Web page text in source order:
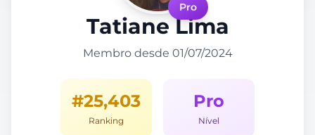
Pro
Tatiane Lima
Membro desde 01/07/2024
#25,403
Ranking
Pro
Nível